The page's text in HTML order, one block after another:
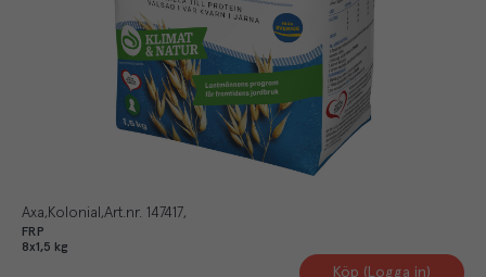
Axa Kolonial Art.nr. 147417
FRP
8x1,5 kg
Köp (Logga in)